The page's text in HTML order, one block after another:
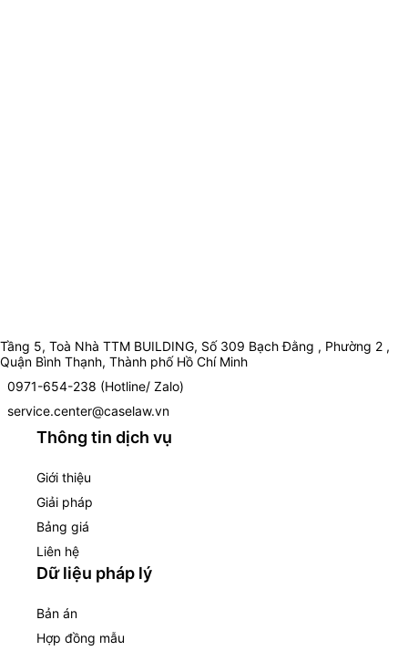
Tầng 5, Toà Nhà TTM BUILDING, Số 309 Bạch Đằng , Phường 2 ,
Quận Bình Thạnh, Thành phố Hồ Chí Minh
0971-654-238 (Hotline/ Zalo)
service.center@caselaw.vn
Thông tin dịch vụ
Giới thiệu
Giải pháp
Bảng giá
Liên hệ
Dữ liệu pháp lý
Bản án
Hợp đồng mẫu